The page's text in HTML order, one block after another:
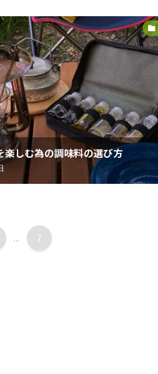
楽しむ為の調味料の選び方
... 7